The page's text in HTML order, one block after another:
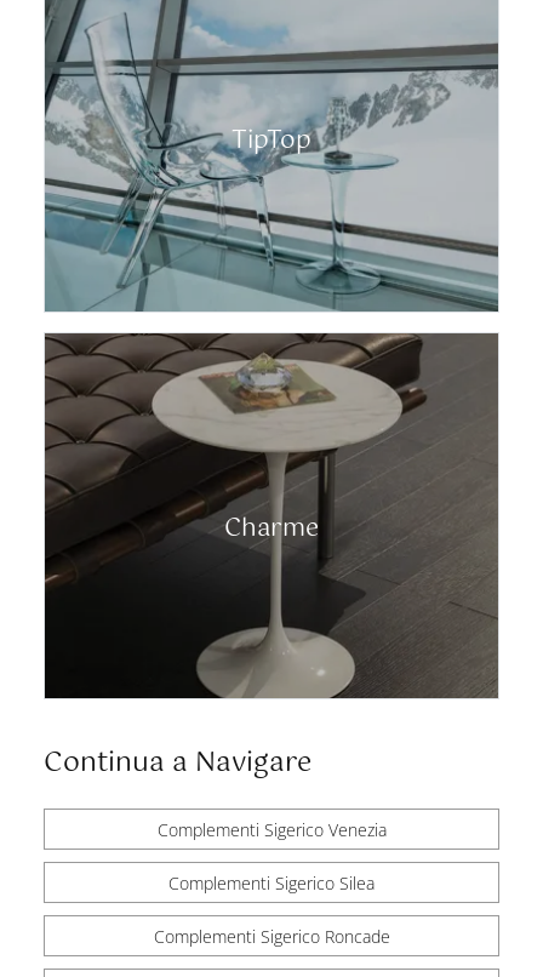
TipTop
Charme
Continua a Navigare
Complementi Sigerico Venezia
Complementi Sigerico Silea
Complementi Sigerico Roncade